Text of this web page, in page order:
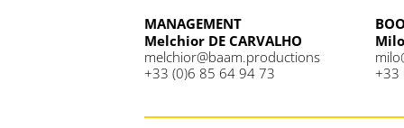
MANAGEMENT
Melchior DE CARVALHO
melchior@baam.productions
+33 (0)6 85 64 94 73
+33